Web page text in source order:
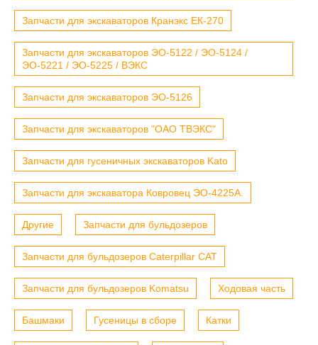
Запчасти для экскаваторов Кранэкс ЕК-270
Запчасти для экскаваторов ЭО-5122 / ЭО-5124 /
ЭО-5221 / ЭО-5225 / ВЭКС
Запчасти для экскаваторов ЭО-5126
Запчасти для экскаваторов "ОАО ТВЭКС"
Запчасти для гусеничных экскаваторов Kato
Запчасти для экскаватора Ковровец ЭО-4225А.
Другие Запчасти для бульдозеров
Запчасти для бульдозеров Caterpillar CAT
Запчасти для бульдозеров Komatsu Ходовая часть
Башмаки Гусеницы в сборе Катки